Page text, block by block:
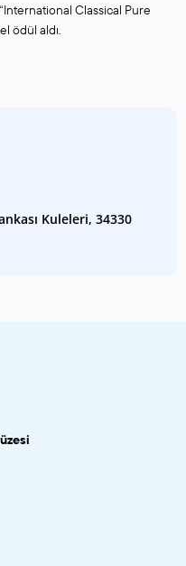
Classical Pure
ödül aldı.
Kuleleri, 34330